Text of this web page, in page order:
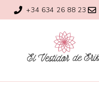
+34 634 26 88 23